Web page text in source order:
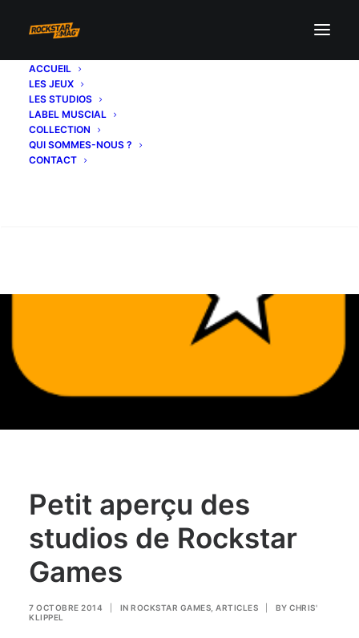
ACCUEIL
LES JEUX
LES STUDIOS
LABEL MUSCIAL
COLLECTION
QUI SOMMES-NOUS ?
CONTACT
Petit aperçu des
studios de Rockstar
Games
7 OCTOBRE 2014 IN ROCKSTAR GAMES ARTICLES BY CHRIS'
KLIPPEL